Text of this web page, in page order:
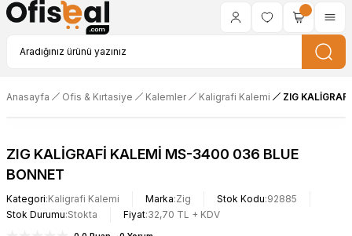
Anasayfa Ofis & Kırtasiye Kalemler Kaligrafi Kalemi ZIG
ZIG KALİGRAFİ KALEMİ MS-3400 036 BLUE
BONNET
Kategori Kaligrafi Kalemi Marka Zig Stok Kodu 92885
Stok Durumu Stokta Fiyat 32,70 TL + KDV